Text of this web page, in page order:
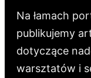
Na łamach
publikujemy
dotyczące
warsztatów i